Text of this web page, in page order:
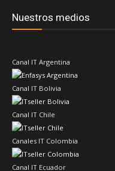
Nuestros medios
Canal IT Argentina
Canal IT Bolivia
Canal IT Chile
Canales IT Colombia
Canal IT Ecuador